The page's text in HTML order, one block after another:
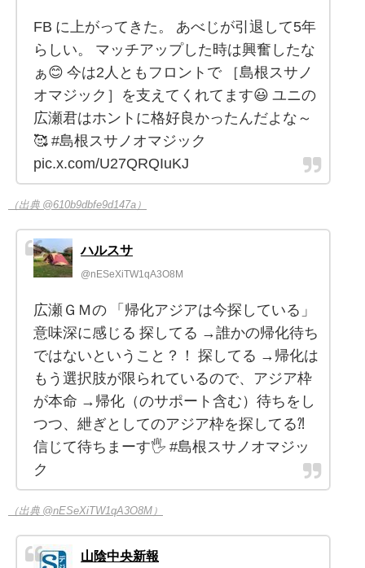
FB に上がってきた。 あべじが引退して5年
らしい。 マッチアップした時は興奮したな
ぁ😊 今は2人ともフロントで ［島根スサノ
オマジック］を支えてくれてます😃 ユニの
広瀬君はホントに格好良かったんだよな～
🥰 #島根スサノオマジック
pic.x.com/U27QRQIuKJ
（出典 @610b9dbfe9d147a）
ハルスサ
@nESeXiTW1qA3O8M
広瀬ＧＭの 「帰化アジアは今探している」
意味深に感じる 探してる →誰かの帰化待ち
ではないということ？！ 探してる →帰化は
もう選択肢が限られているので、アジア枠
が本命 →帰化（のサポート含む）待ちをし
つつ、紲ぎとしてのアジア枠を探してる⁈
信じて待ちまーす🖐️ #島根スサノオマジッ
ク
（出典 @nESeXiTW1qA3O8M）
山陰中央新報